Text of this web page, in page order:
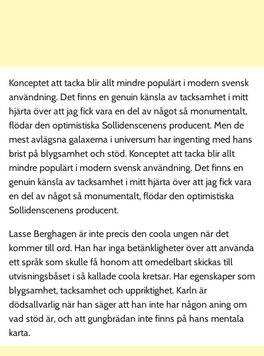
Konceptet att tacka blir allt mindre populärt i modern svensk
användning. Det finns en genuin känsla av tacksamhet i mitt
hjärta över att jag fick vara en del av något så monumentalt,
flödar den optimistiska Sollidenscenens producent. Men de
mest avlägsna galaxerna i universum har ingenting med hans
brist på blygsamhet och stöd. Konceptet att tacka blir allt
mindre populärt i modern svensk användning. Det finns en
genuin känsla av tacksamhet i mitt hjärta över att jag fick vara
en del av något så monumentalt, flödar den optimistiska
Sollidenscenens producent.
Lasse Berghagen är inte precis den coola ungen när det
kommer till ord. Han har inga betänkligheter över att använda
ett språk som skulle få honom att omedelbart skickas till
utvisningsbåset i så kallade coola kretsar. Har egenskaper som
blygsamhet, tacksamhet och uppriktighet. Karln är
dödsallvarlig när han säger att han inte har någon aning om
vad stöd är, och att gungbrädan inte finns på hans mentala
karta.